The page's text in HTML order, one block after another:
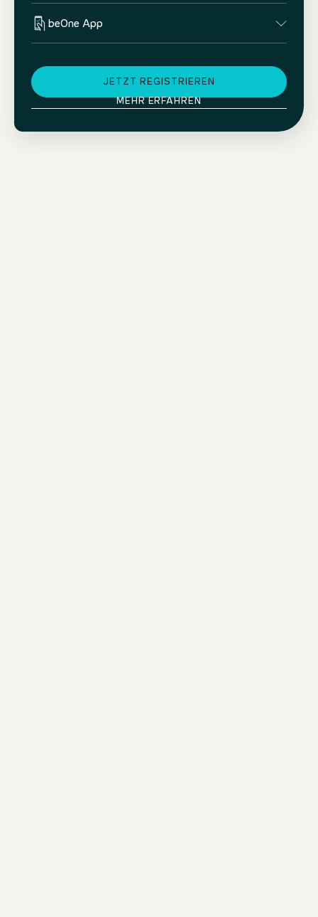
beOne App
JETZT REGISTRIEREN
MEHR ERFAHREN